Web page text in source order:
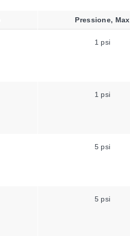
Pressione, Max
1 psi
1 psi
5 psi
5 psi